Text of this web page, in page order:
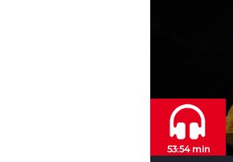
53:54 min